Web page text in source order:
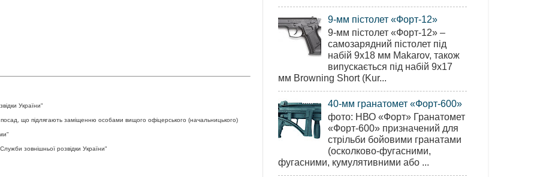
України"
що підлягають заміщенню особами вищого офіцерського (начальницького)
зовнішньої розвідки України"
9-мм пістолет «Форт-12»
9-мм пістолет «Форт-12» –
самозарядний пістолет під
набій 9х18 мм Makarov, також
випускається під набій 9х17
мм Browning Short (Kur...
40-мм гранатомет «Форт-600»
фото: НВО «Форт» Гранатомет
«Форт-600» призначений для
стрільби бойовими гранатами
(осколково-фугасними,
фугасними, кумулятивними або ...